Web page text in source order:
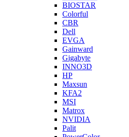
BIOSTAR
Colorful
CBR
Dell
EVGA
Gainward
Gigabyte
INNO3D
HP
Maxsun
KFA2
MSI
Matrox
NVIDIA
Palit